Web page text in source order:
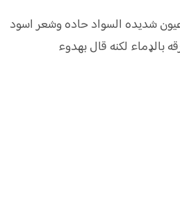
شديده السواد حاده وشعر اسود
بالډماء لكنه قال بهدوء